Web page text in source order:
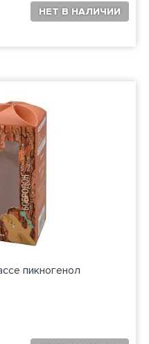
пикногенол